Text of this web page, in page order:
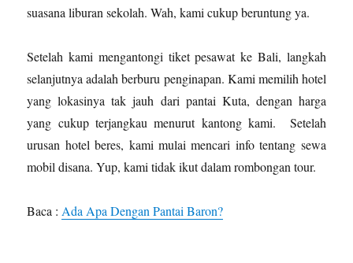
suasana liburan sekolah. Wah, kami cukup beruntung ya.
Setelah kami mengantongi tiket pesawat ke Bali, langkah
selanjutnya adalah berburu penginapan. Kami memilih hotel
yang lokasinya tak jauh dari pantai Kuta, dengan harga
yang cukup terjangkau menurut kantong kami. Setelah
urusan hotel beres, kami mulai mencari info tentang sewa
mobil disana. Yup, kami tidak ikut dalam rombongan tour.
Baca :Ada Apa Dengan Pantai Baron?